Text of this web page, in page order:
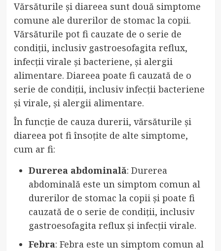
Vărsăturile și diareea sunt două simptome
comune ale durerilor de stomac la copii.
Vărsăturile pot fi cauzate de o serie de
condiții, inclusiv gastroesofagita reflux,
infecții virale și bacteriene, și alergii
alimentare. Diareea poate fi cauzată de o
serie de condiții, inclusiv infecții bacteriene
și virale, și alergii alimentare.
În funcție de cauza durerii, vărsăturile și
diareea pot fi însoțite de alte simptome,
cum ar fi:
Durerea abdominală: Durerea
abdominală este un simptom comun al
durerilor de stomac la copii și poate fi
cauzată de o serie de condiții, inclusiv
gastroesofagita reflux și infecții virale.
Febra: Febra este un simptom comun al